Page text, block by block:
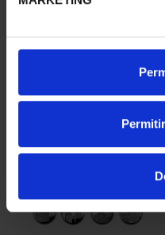
949,00 €
Sólo para usuarios
registrados